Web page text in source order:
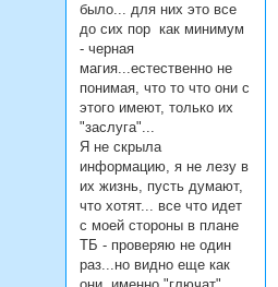
было... для них это все
до сих пор как минимум
- черная
магия...естественно не
понимая, что то что они с
этого имеют, только их
"заслуга"...
Я не скрыла
информацию, я не лезу в
их жизнь, пусть думают,
что хотят... все что идет
с моей стороны в плане
ТБ - проверяю не один
раз...но видно еще как